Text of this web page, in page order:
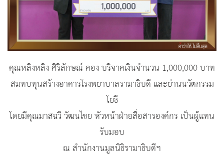
คุณหลิงหลิง ศิริลักษณ์ คอง บริจาคเงินจำนวน 1,000,000 บาท
สมทบทุนสร้างอาคารโรงพยาบาลรามาธิบดี และย่านนวัตกรรม
โยธี
โดยมีคุณมาสฉวี วัฒนไชย หัวหน้าฝ่ายสื่อสารองค์กร เป็นผู้แทน
รับมอบ
ณ สำนักงานมูลนิธิรามาธิบดีฯ